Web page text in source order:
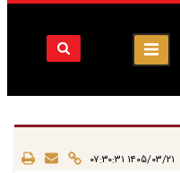
۱۴۰۵/۰۳/۲۱ ۰۷:۳۰:۳۱